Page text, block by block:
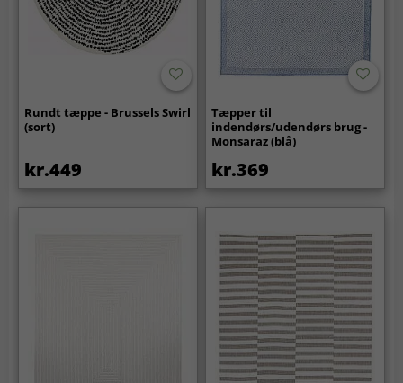
Rundt tæppe - Brussels Swirl
(sort)
kr.449
Tæpper til
indendørs/udendørs brug -
Monsaraz (blå)
kr.369